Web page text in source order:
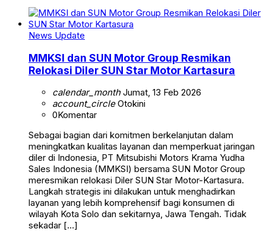
News Update
MMKSI dan SUN Motor Group Resmikan
Relokasi Diler SUN Star Motor Kartasura
calendar_monthJumat, 13 Feb 2026
account_circleOtokini
0Komentar
Sebagai bagian dari komitmen berkelanjutan dalam
meningkatkan kualitas layanan dan memperkuat jaringan
diler di Indonesia, PT Mitsubishi Motors Krama Yudha
Sales Indonesia (MMKSI) bersama SUN Motor Group
meresmikan relokasi Diler SUN Star Motor-Kartasura.
Langkah strategis ini dilakukan untuk menghadirkan
layanan yang lebih komprehensif bagi konsumen di
wilayah Kota Solo dan sekitarnya, Jawa Tengah. Tidak
sekadar […]